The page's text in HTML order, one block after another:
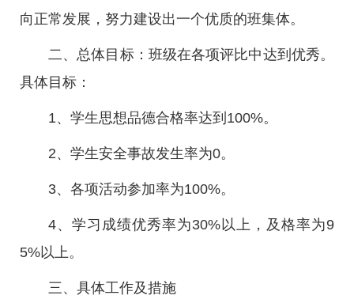
向正常发展，努力建设出一个优质的班集体。
二、总体目标：班级在各项评比中达到优秀。
具体目标：
1、学生思想品德合格率达到100%。
2、学生安全事故发生率为0。
3、各项活动参加率为100%。
4、学习成绩优秀率为30%以上，及格率为9
5%以上。
三、具体工作及措施